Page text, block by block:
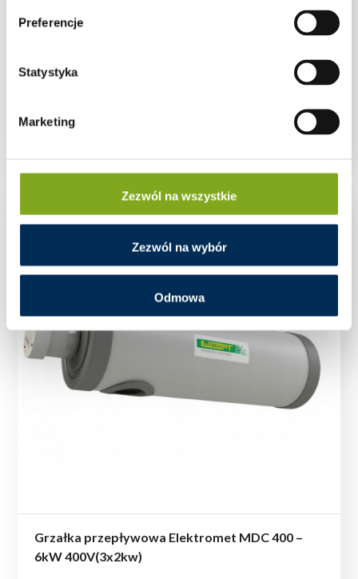
Preferencje
Statystyka
Marketing
Zezwól na wszystkie
Zezwól na wybór
Odmowa
Grzałka przepływowa Elektromet MDC 400 –
6kW 400V(3x2kw)